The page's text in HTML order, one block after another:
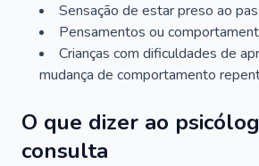
Sensação de estar preso ao
Pensamentos ou
Crianças com dificuldades de
mudança de comportamento
O que dizer ao
consulta